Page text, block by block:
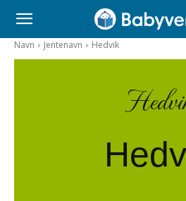
Navn Jentenavn Hedvik